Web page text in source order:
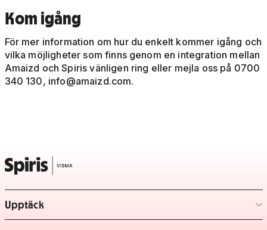
Kom igång
För mer information om hur du enkelt kommer igång och
vilka möjligheter som finns genom en integration mellan
Amaizd och Spiris vänligen ring eller mejla oss på 0700
340 130, info@amaizd.com.
Upptäck
– klicka för att expandera lista